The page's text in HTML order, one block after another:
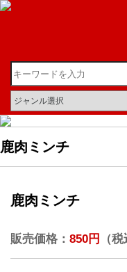
鹿肉ミンチ
鹿肉ミンチ
販売価格： 850円 （税